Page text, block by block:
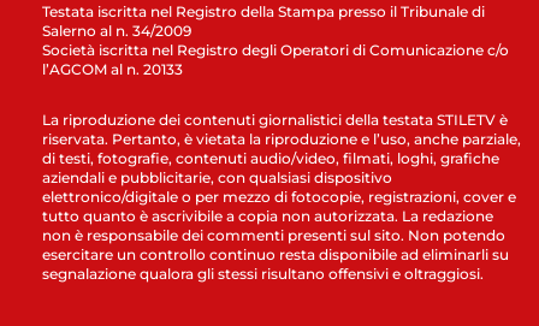
Testata iscritta nel Registro della Stampa presso il Tribunale di
Salerno al n. 34/2009
Società iscritta nel Registro degli Operatori di Comunicazione c/o
l’AGCOM al n. 20133
La riproduzione dei contenuti giornalistici della testata STILETV è
riservata. Pertanto, è vietata la riproduzione e l’uso, anche parziale,
di testi, fotografie, contenuti audio/video, filmati, loghi, grafiche
aziendali e pubblicitarie, con qualsiasi dispositivo
elettronico/digitale o per mezzo di fotocopie, registrazioni, cover e
tutto quanto è ascrivibile a copia non autorizzata. La redazione
non è responsabile dei commenti presenti sul sito. Non potendo
esercitare un controllo continuo resta disponibile ad eliminarli su
segnalazione qualora gli stessi risultano offensivi e oltraggiosi.